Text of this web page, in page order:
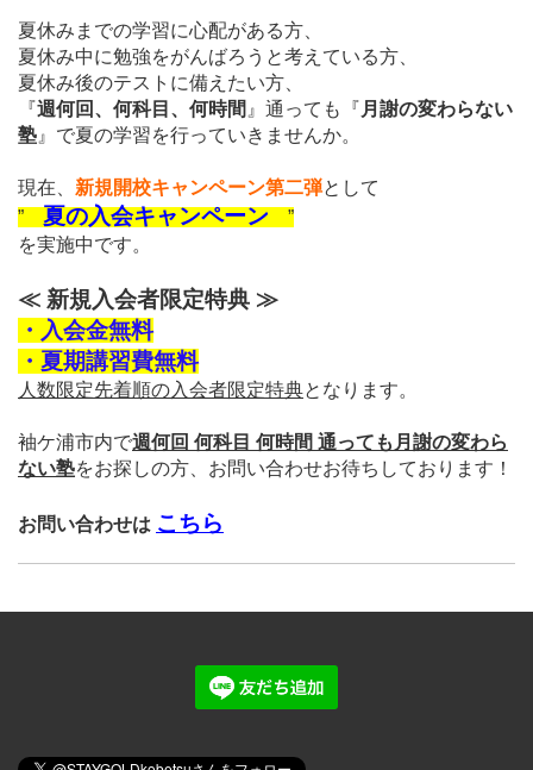
夏休みまでの学習に心配がある方、
夏休み中に勉強をがんばろうと考えている方、
夏休み後のテストに備えたい方、
『週何回、何科目、何時間 』通っても『 月謝の変わらない
塾 』 で夏の学習を行っていきませんか。
現在、 新規開校キャンペーン第二弾として
”
夏の入会キャンペーン
”
を実施中です。
≪ 新規入会者限定特典 ≫
・入会金無料
・夏期講習費無料
人数限定先着順の入会者限定特典となります。
袖ケ浦市内で週何回 何科目 何時間 通っても月謝の変わら
ない塾をお探しの方、 お問い合わせお待ちしております！
お問い合わせは こちら